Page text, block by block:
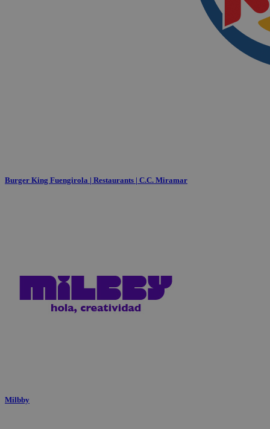
Burger King Fuengirola | Restaurants | C.C. Miramar
Milbby